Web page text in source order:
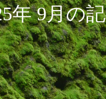
年 9月の